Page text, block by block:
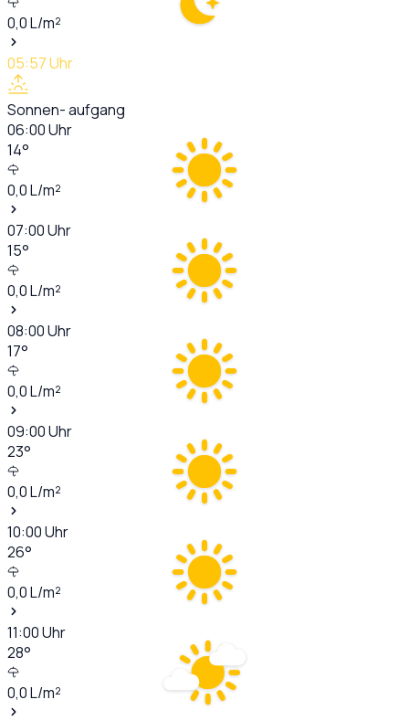
0,0L/m²
05:57Uhr
Sonnen- aufgang
06:00Uhr
14°
0,0L/m²
07:00Uhr
15°
0,0L/m²
08:00Uhr
17°
0,0L/m²
09:00Uhr
23°
0,0L/m²
10:00Uhr
26°
0,0L/m²
11:00Uhr
28°
0,0L/m²